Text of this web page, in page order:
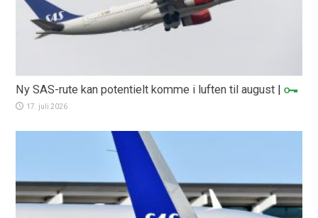
Ny SAS-rute kan potentielt komme i luften til august |
17. juli 2026